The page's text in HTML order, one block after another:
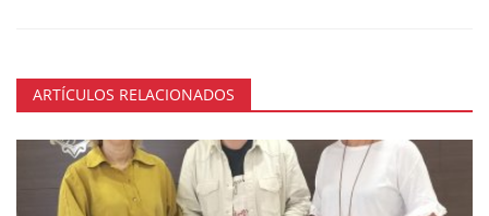
ARTÍCULOS RELACIONADOS